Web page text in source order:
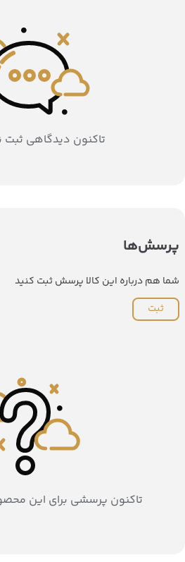
تاکنون دیدگاهی
پرسش‌ها
شما هم درباره این کالا پرسش ثبت کنید
ثبت
تاکنون پرسشی برای این